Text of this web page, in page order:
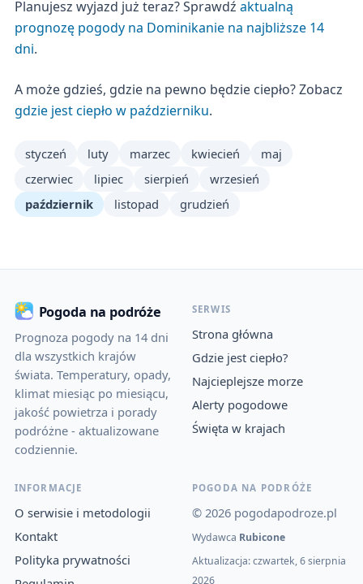
Planujesz wyjazd już teraz? Sprawdź aktualną
prognozę pogody na Dominikanie na najbliższe 14
dni.
A może gdzieś, gdzie na pewno będzie ciepło? Zobacz
gdzie jest ciepło w październiku.
styczeń luty marzec kwiecień
maj
czerwiec
lipiec sierpień
wrzesień
październik
listopad grudzień
Pogoda na podróże
Prognoza pogody na 14 dni
dla wszystkich krajów
świata. Temperatury, opady,
klimat miesiąc po miesiącu,
jakość powietrza i porady
podróżne - aktualizowane
codziennie.
SERWIS
Strona główna
Gdzie jest ciepło?
Najcieplejsze morze
Alerty pogodowe
Święta w krajach
INFORMACJE
O serwisie i metodologii
Kontakt
Polityka prywatności
POGODA NA PODRÓŻE
© 2026 pogodapodroze.pl
Wydawca Rubicone
Aktualizacja: czwartek, 6 sierpnia
2026